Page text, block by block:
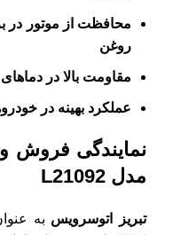
محافظت از موتور در
روغن
مقاومت بالا در
عملکرد بهینه در
مدل L21092
تبریز اتوسرویس به